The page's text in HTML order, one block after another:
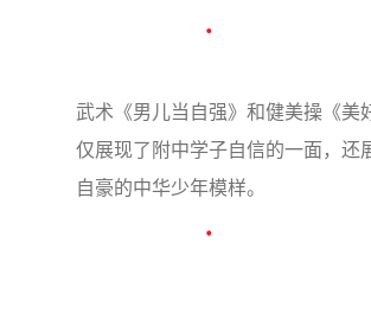
武术《男儿当自强》和健美操《美
仅展现了附中学子自信的一面，还
自豪的中华少年模样。